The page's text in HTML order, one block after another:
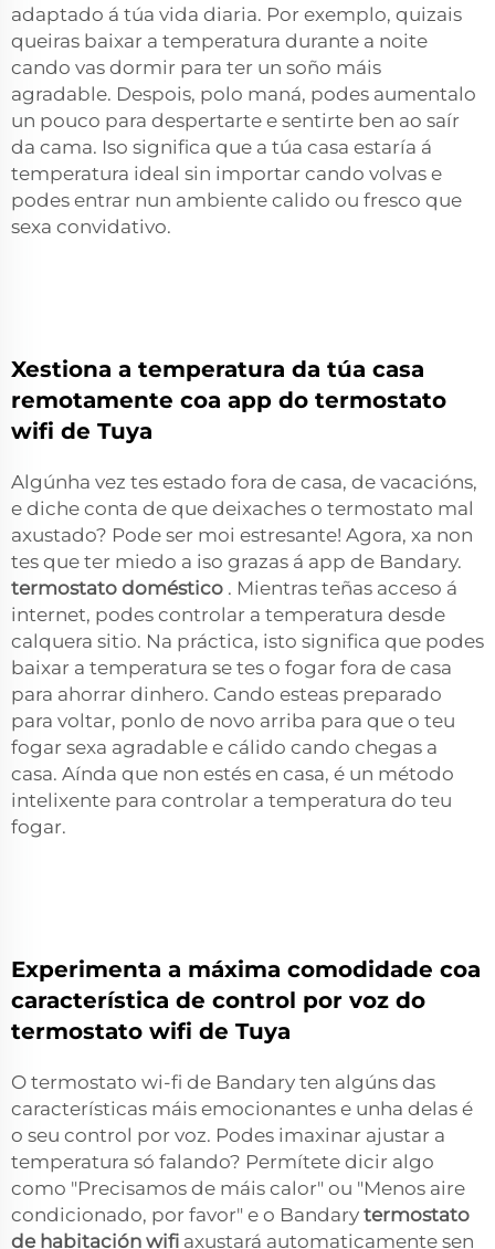
adaptado á túa vida diaria. Por exemplo, quizais
queiras baixar a temperatura durante a noite
cando vas dormir para ter un soño máis
agradable. Despois, polo maná, podes aumentalo
un pouco para despertarte e sentirte ben ao saír
da cama. Iso significa que a túa casa estaría á
temperatura ideal sin importar cando volvas e
podes entrar nun ambiente calido ou fresco que
sexa convidativo.
Xestiona a temperatura da túa casa
remotamente coa app do termostato
wifi de Tuya
Algúnha vez tes estado fora de casa, de vacacións,
e diche conta de que deixaches o termostato mal
axustado? Pode ser moi estresante! Agora, xa non
tes que ter miedo a iso grazas á app de Bandary.
termostato doméstico . Mientras teñas acceso á
internet, podes controlar a temperatura desde
calquera sitio. Na práctica, isto significa que podes
baixar a temperatura se tes o fogar fora de casa
para ahorrar dinhero. Cando esteas preparado
para voltar, ponlo de novo arriba para que o teu
fogar sexa agradable e cálido cando chegas a
casa. Aínda que non estés en casa, é un método
intelixente para controlar a temperatura do teu
fogar.
Experimenta a máxima comodidade coa
característica de control por voz do
termostato wifi de Tuya
O termostato wi-fi de Bandary ten algúns das
características máis emocionantes e unha delas é
o seu control por voz. Podes imaxinar ajustar a
temperatura só falando? Permítete dicir algo
como "Precisamos de máis calor" ou "Menos aire
condicionado, por favor" e o Bandary termostato
de habitación wifi axustará automaticamente sen